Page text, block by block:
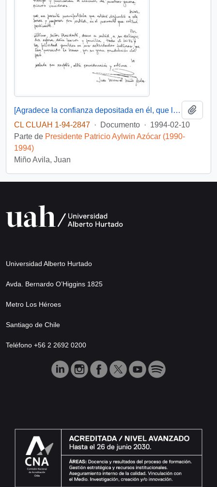
[Agradece la confianza depositada en él, que le posibilito servir en su gobierno]
CL CLUAH 1-94-2847 · Documento · 1994-02-10
Parte de Presidente Patricio Aylwin Azócar (1990-
1994)
Miño Avila, Juan
Universidad Alberto Hurtado
Avda. Bernardo O’Higgins 1825
Metro Los Héroes
Santiago de Chile
Teléfono +56 2 2692 0200